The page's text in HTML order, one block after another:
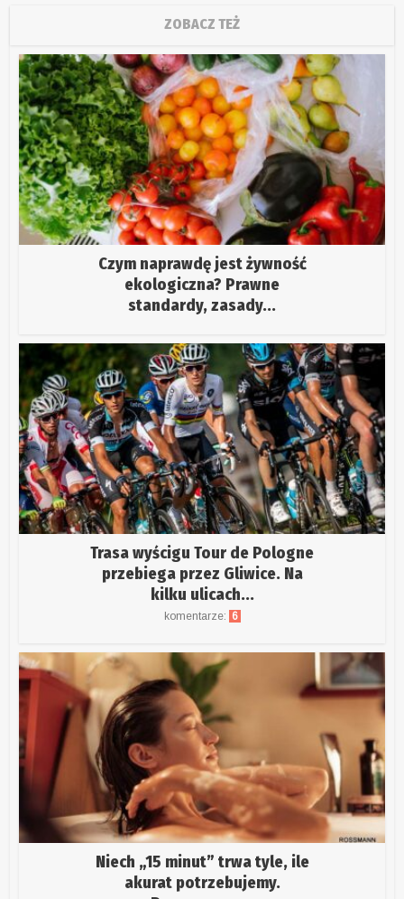
ZOBACZ TEŻ
Czym naprawdę jest żywność
ekologiczna? Prawne
standardy, zasady...
Trasa wyścigu Tour de Pologne
przebiega przez Gliwice. Na
kilku ulicach...
komentarze: 6
Niech „15 minut” trwa tyle, ile
akurat potrzebujemy.